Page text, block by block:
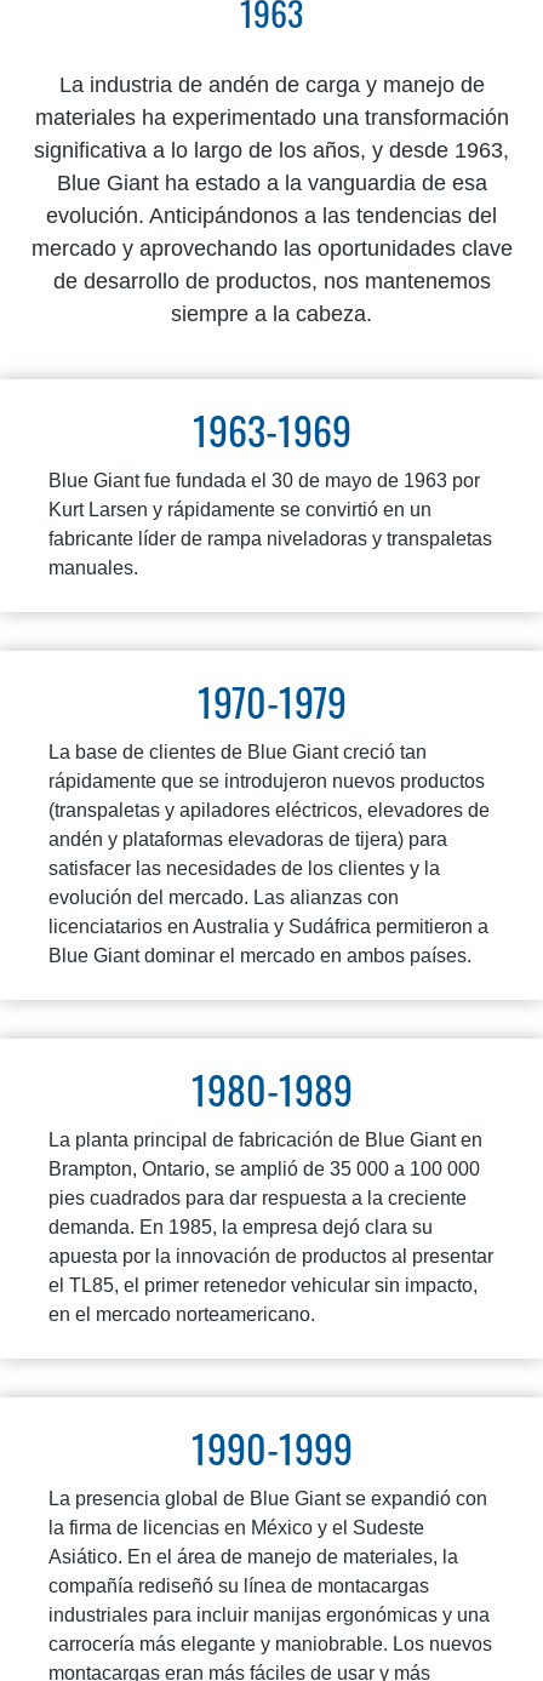
1963
La industria de andén de carga y manejo de
materiales ha experimentado una transformación
significativa a lo largo de los años, y desde 1963,
Blue Giant ha estado a la vanguardia de esa
evolución. Anticipándonos a las tendencias del
mercado y aprovechando las oportunidades clave
de desarrollo de productos, nos mantenemos
siempre a la cabeza.
1963-1969
Blue Giant fue fundada el 30 de mayo de 1963 por
Kurt Larsen y rápidamente se convirtió en un
fabricante líder de rampa niveladoras y transpaletas
manuales.
1970-1979
La base de clientes de Blue Giant creció tan
rápidamente que se introdujeron nuevos productos
(transpaletas y apiladores eléctricos, elevadores de
andén y plataformas elevadoras de tijera) para
satisfacer las necesidades de los clientes y la
evolución del mercado. Las alianzas con
licenciatarios en Australia y Sudáfrica permitieron a
Blue Giant dominar el mercado en ambos países.
1980-1989
La planta principal de fabricación de Blue Giant en
Brampton, Ontario, se amplió de 35 000 a 100 000
pies cuadrados para dar respuesta a la creciente
demanda. En 1985, la empresa dejó clara su
apuesta por la innovación de productos al presentar
el TL85, el primer retenedor vehicular sin impacto,
en el mercado norteamericano.
1990-1999
La presencia global de Blue Giant se expandió con
la firma de licencias en México y el Sudeste
Asiático. En el área de manejo de materiales, la
compañía rediseñó su línea de montacargas
industriales para incluir manijas ergonómicas y una
carrocería más elegante y maniobrable. Los nuevos
montacargas eran más fáciles de usar y más